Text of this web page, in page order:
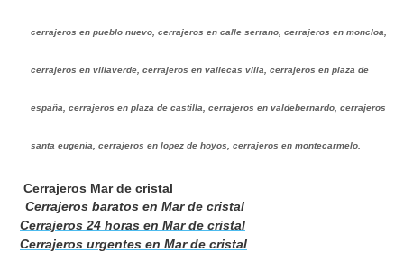
cerrajeros en pueblo nuevo, cerrajeros en calle serrano, cerrajeros en moncloa,
cerrajeros en villaverde, cerrajeros en vallecas villa, cerrajeros en plaza de
españa, cerrajeros en plaza de castilla, cerrajeros en valdebernardo, cerrajeros
santa eugenia, cerrajeros en lopez de hoyos, cerrajeros en montecarmelo.
Cerrajeros Mar de cristal
Cerrajeros baratos en Mar de cristal
Cerrajeros 24 horas en Mar de cristal
Cerrajeros urgentes en Mar de cristal